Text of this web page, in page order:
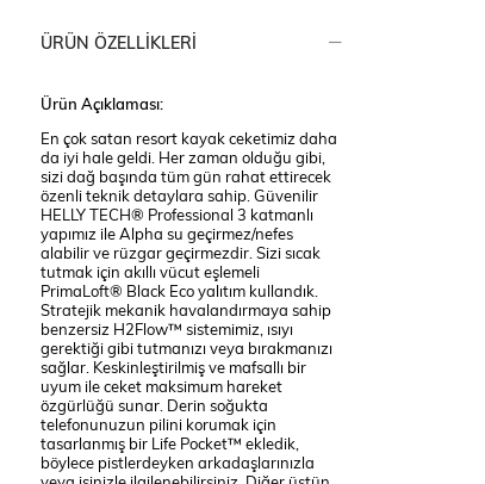
ÜRÜN ÖZELLIKLERI
Ürün Açıklaması:
En çok satan resort kayak ceketimiz daha
da iyi hale geldi. Her zaman olduğu gibi,
sizi dağ başında tüm gün rahat ettirecek
özenli teknik detaylara sahip. Güvenilir
HELLY TECH® Professional 3 katmanlı
yapımız ile Alpha su geçirmez/nefes
alabilir ve rüzgar geçirmezdir. Sizi sıcak
tutmak için akıllı vücut eşlemeli
PrimaLoft® Black Eco yalıtım kullandık.
Stratejik mekanik havalandırmaya sahip
benzersiz H2Flow™ sistemimiz, ısıyı
gerektiği gibi tutmanızı veya bırakmanızı
sağlar. Keskinleştirilmiş ve mafsallı bir
uyum ile ceket maksimum hareket
özgürlüğü sunar. Derin soğukta
telefonunuzun pilini korumak için
tasarlanmış bir Life Pocket™ ekledik,
böylece pistlerdeyken arkadaşlarınızla